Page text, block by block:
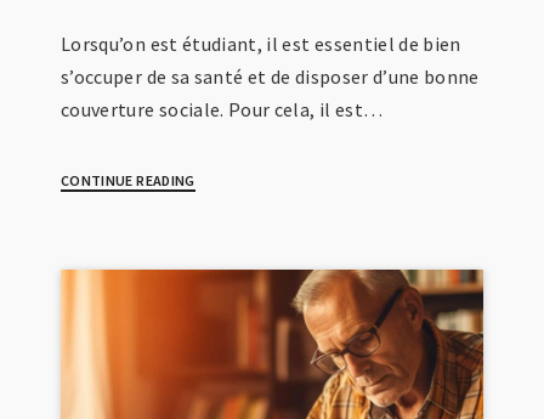
Lorsqu’on est étudiant, il est essentiel de bien
s’occuper de sa santé et de disposer d’une bonne
couverture sociale. Pour cela, il est…
CONTINUE READING